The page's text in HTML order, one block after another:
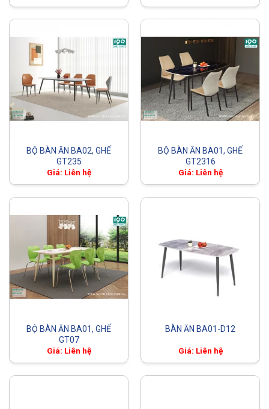
BỘ BÀN ĂN BA02, GHẾ
GT235
Giá: Liên hệ
BỘ BÀN ĂN BA01, GHẾ
GT2316
Giá: Liên hệ
BỘ BÀN ĂN BA01, GHẾ
GT07
Giá: Liên hệ
BÀN ĂN BA01-D12
Giá: Liên hệ